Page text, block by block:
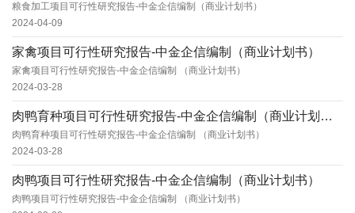
粮食加工项目可行性研究报告-中金企信编制（商业计划书）
2024-04-09
家禽项目可行性研究报告-中金企信编制（商业计划书）
家禽项目可行性研究报告-中金企信编制 （商业计划书）
2024-03-28
肉鸭育种项目可行性研究报告-中金企信编制（商业计划书）
肉鸭育种项目可行性研究报告-中金企信编制 （商业计划书）
2024-03-28
肉鸭项目可行性研究报告-中金企信编制（商业计划书）
肉鸭项目可行性研究报告-中金企信编制 （商业计划书）